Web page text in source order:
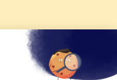
d'été 2026 de KTO